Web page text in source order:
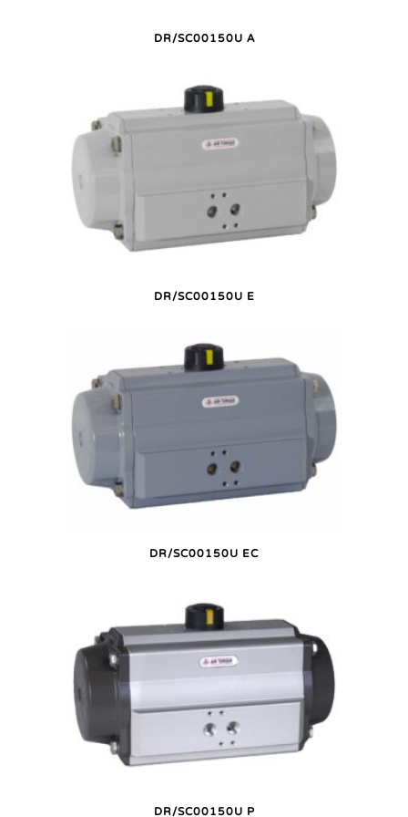
DR/SC00150U A
DR/SC00150U E
DR/SC00150U EC
DR/SC00150U P